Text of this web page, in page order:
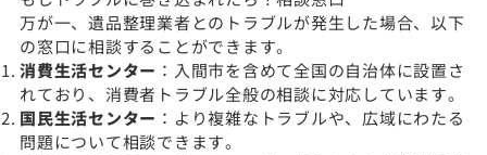
万が一、遺品整理業者とのトラブルが発生した場合、以下
の窓口に相談することができます。
消費生活センター ：入間市を含めて全国の自治体に設置さ
れており、消費者トラブル全般の相談に対応しています。
国民生活センター ：より複雑なトラブルや、広域にわたる
問題について相談できます。